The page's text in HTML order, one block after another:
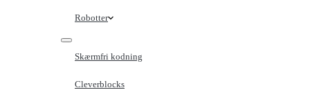
Robotter
Skærmfri kodning
Cleverblocks